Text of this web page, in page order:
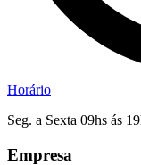
Horário
Seg. a Sexta 09hs ás
Empresa